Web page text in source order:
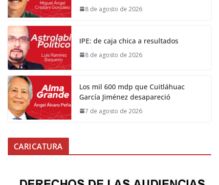
8 de agosto de 2026
IPE: de caja chica a resultados
8 de agosto de 2026
Los mil 600 mdp que Cuitláhuac
García Jiménez desapareció
7 de agosto de 2026
CARICATURA